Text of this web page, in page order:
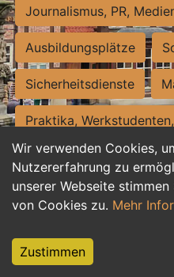
Wir verwenden Cookies,
Nutzererfahrung zu
unserer Webseite
von Cookies zu. Mehr
Zustimmen
Journalismus, PR,
Ausbildungsplätze
Sicherheitsdienste
Praktika,
Personalwesen
Hilfskräfte, Aushilfs- und
Weiterbildung, Studium,